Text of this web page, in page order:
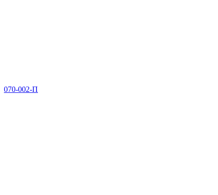
070-002-П